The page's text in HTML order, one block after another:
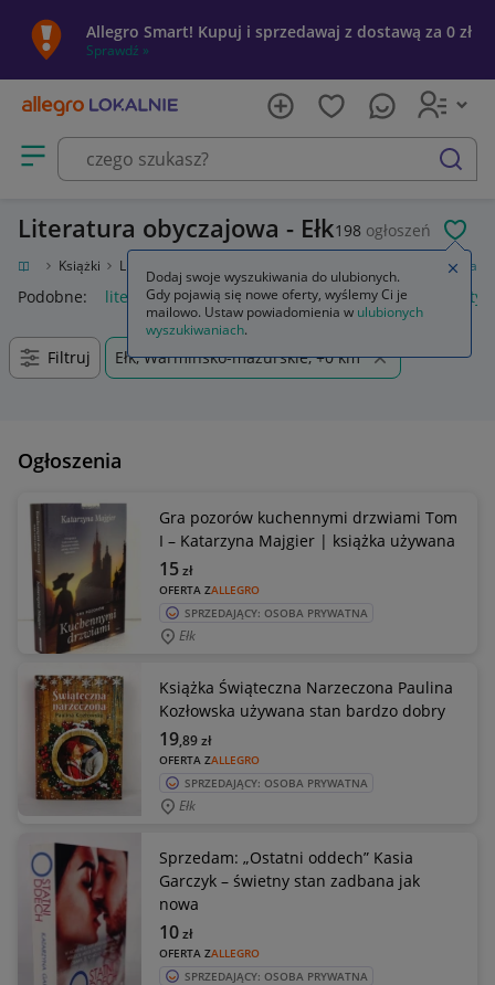
Allegro Smart! Kupuj i sprzedawaj z dostawą za 0 zł
Sprawdź »
Otwórz menu z kategoriami
szukaj
Literatura obyczajowa - Ełk198 ogłoszeń
Książki Literatura obyczajowa, erotyczna Literatura obyczajowa
Podobne: literatura obyczajowa literatura obyczajowa
Filtruj Ełk, Warmińsko-mazurskie, +0 km
Ogłoszenia
Gra pozorów kuchennymi drzwiami Tom
I – Katarzyna Majgier | książka używana
OFERTA ZALLEGRO
15zł
SPRZEDAJĄCY: OSOBA PRYWATNA
Ełk
Książka Świąteczna Narzeczona Paulina
Kozłowska używana stan bardzo dobry
OFERTA ZALLEGRO
19,89zł
SPRZEDAJĄCY: OSOBA PRYWATNA
Ełk
Sprzedam: „Ostatni oddech” Kasia
Garczyk – świetny stan zadbana jak
nowa
OFERTA ZALLEGRO
10zł
SPRZEDAJĄCY: OSOBA PRYWATNA
Dodaj swoje wyszukiwania do ulubionych.
Gdy pojawią się nowe oferty, wyślemy Ci je
mailowo. Ustaw powiadomienia w ulubionych
wyszukiwaniach.